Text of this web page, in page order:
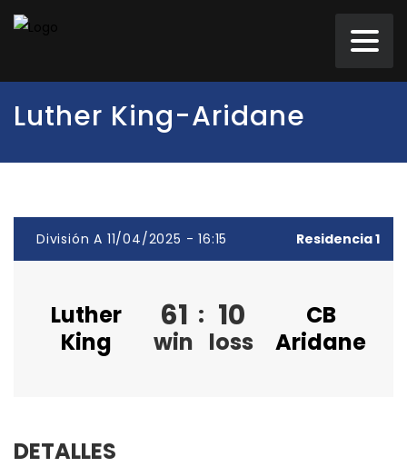
Luther King-Aridane
División A 11/04/2025 - 16:15 Residencia 1
Luther
King
61
win
: 10
loss
CB
Aridane
DETALLES